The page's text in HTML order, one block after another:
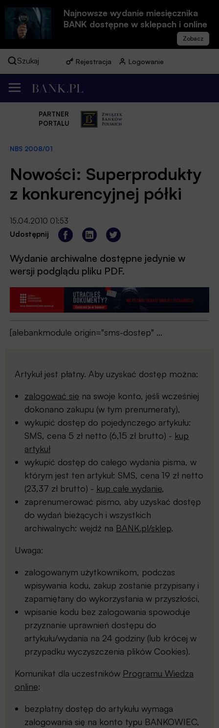
Najnowsze wydanie miesięcznika
BANK dostępne w sklepach i online
Szukaj Rejestracja Logowanie
PARTNER
PORTALU
NBS 2008/01
Nowości: Superprodukty
z konkurencyjnej półki
15.04.2010 01:53
Udostępnij
Wydanie archiwalne dostępne jedynie w
wersji podglądu pliku PDF.
[alebankmodule origin="sms-dostep" ...
Artykuł jest płatny. Aby uzyskać dostęp można:
zalogować się na swoje konto, jeśli wcześniej
dokonano zakupu (w tym prenumeraty),
wykupić dostęp do pojedynczego artykułu:
SMS, cena 5 zł netto (6,15 zł brutto) - kup
artykuł
wykupić dostęp do całego wydania pisma, w
którym jest ten artykuł: SMS, cena 19 zł netto
(23,37 zł brutto) - kup całe wydanie,
zaprenumerować pismo, aby uzyskać dostęp
do wydań bieżących i wszystkich
archiwalnych: wejdź na BANK.pl/sklep.
Uwaga:
zalogowanym użytkownikom, podczas
wpisywania kodu, zakup zostanie przypisany i
zapamiętany do wykorzystania w przyszłości,
wpisanie kodu bez zalogowania spowoduje
przyznanie uprawnień dostępu do
artykułu/wydania na 24 godziny (lub krócej w
przypadku wyczyszczenia plików Cookies).
Komunikat dla uczestników Programu Wiedza
online:
bezpłatny dostęp do artykułu wymaga
zalogowania się na konto typu BANKOWIEC,